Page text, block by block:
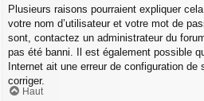
Plusieurs raisons pourraient expliquer
votre nom d’utilisateur et votre mot de
sont, contactez un administrateur du
pas été banni. Il est également possible
Internet ait une erreur de configuration de
corriger.
Haut